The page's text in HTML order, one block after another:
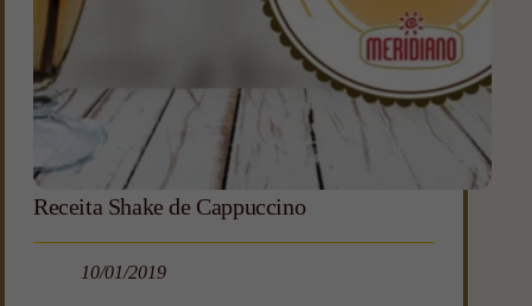
Receita Shake de Cappuccino
10/01/2019